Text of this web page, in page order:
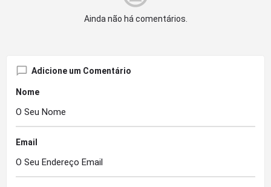
Ainda não há comentários.
Adicione um Comentário
Nome
Email